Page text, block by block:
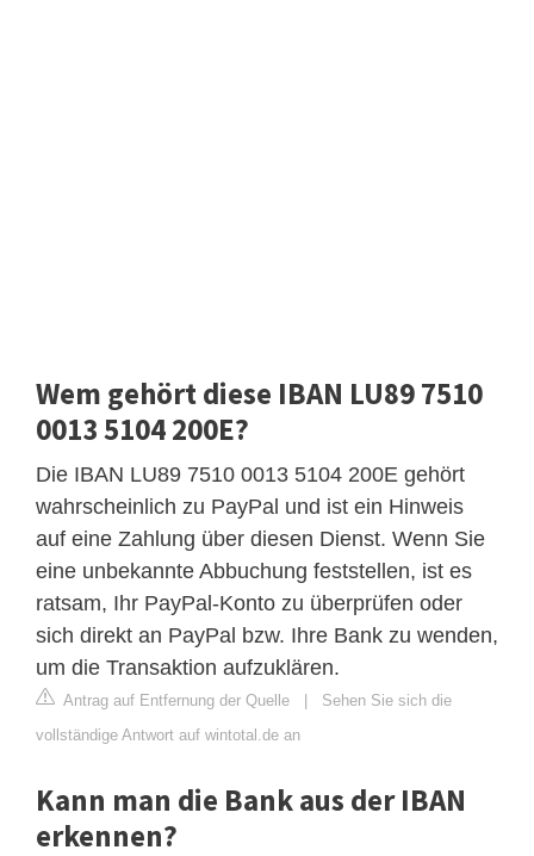
Wem gehört diese IBAN LU89 7510
0013 5104 200E?
Die IBAN LU89 7510 0013 5104 200E gehört
wahrscheinlich zu PayPal und ist ein Hinweis
auf eine Zahlung über diesen Dienst. Wenn Sie
eine unbekannte Abbuchung feststellen, ist es
ratsam, Ihr PayPal-Konto zu überprüfen oder
sich direkt an PayPal bzw. Ihre Bank zu wenden,
um die Transaktion aufzuklären.
Antrag auf Entfernung der Quelle | Sehen Sie sich die
vollständige Antwort auf wintotal.de an
Kann man die Bank aus der IBAN
erkennen?